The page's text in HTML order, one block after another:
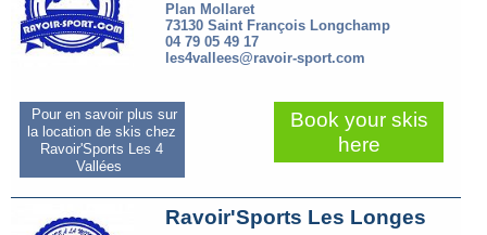
Plan Mollaret
73130 Saint François Longchamp
04 79 05 49 17
les4vallees@ravoir-sport.com
Pour en savoir plus sur
la location de skis chez
Ravoir'Sports Les 4
Vallées
Book your skis
here
Ravoir'Sports Les Longes